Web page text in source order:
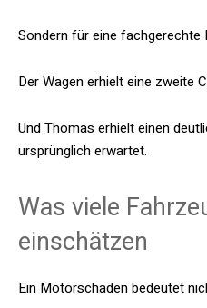
Sondern für eine fachgerechte
Der Wagen erhielt eine zweite
Und Thomas erhielt einen
ursprünglich erwartet.
Was viele
einschätzen
Ein Motorschaden bedeutet